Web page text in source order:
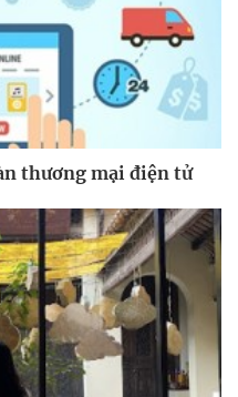
thương mại điện tử